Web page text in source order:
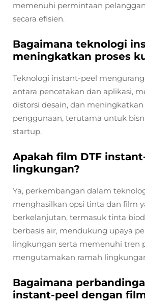
memenuhi permintaan
secara efisien.
Bagaimana teknologi
meningkatkan proses
Teknologi instant-peel
antara pencetakan dan aplikasi,
distorsi desain, dan
penggunaan, terutama untuk
startup.
Apakah film DTF
lingkungan?
Ya, perkembangan dalam
menghasilkan opsi tinta dan film
berkelanjutan, termasuk tinta
berbasis air, mendukung upaya
lingkungan serta memenuhi tren
mengutamakan ramah
Bagaimana
instant-peel dengan